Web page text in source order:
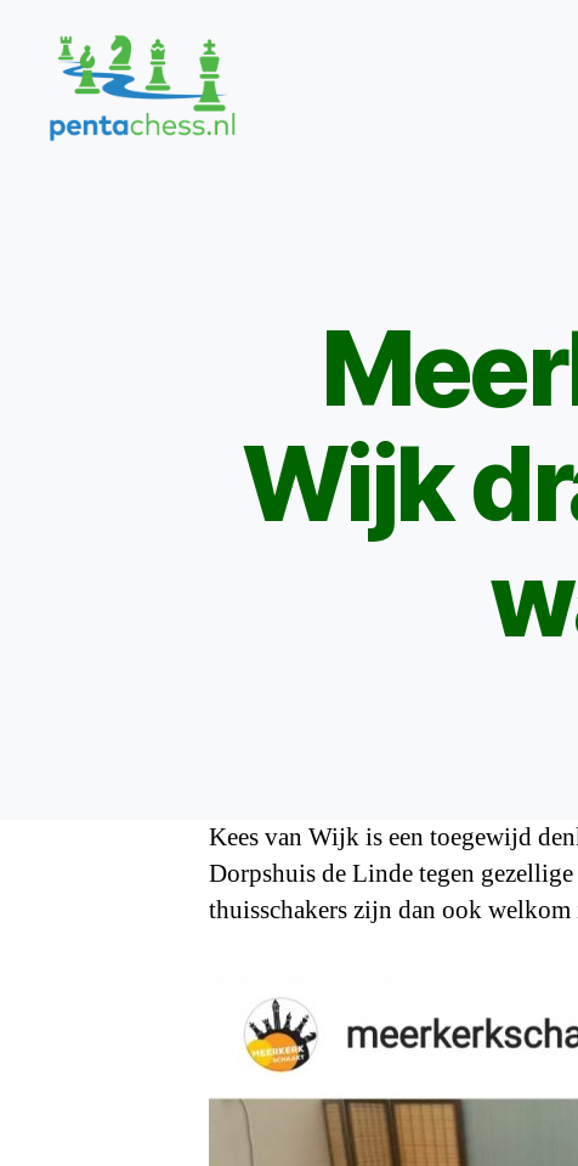
Wijk
Kees van Wijk is een toegewijd
Dorpshuis de Linde tegen
thuisschakers zijn dan ook